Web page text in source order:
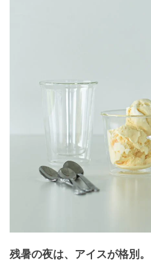
残暑の夜は、アイスが格別。